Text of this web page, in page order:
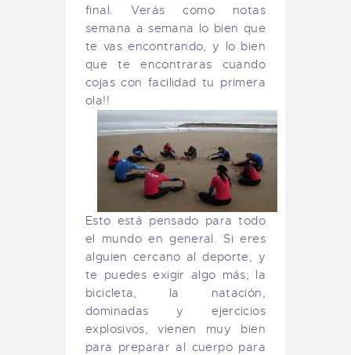
final. Verás como notas
semana a semana lo bien que
te vas encontrando, y lo bien
que te encontraras cuando
cojas con facilidad tu primera
ola!!
Esto está pensado para todo
el mundo en general. Si eres
alguien cercano al deporte, y
te puedes exigir algo más; la
bicicleta, la natación,
dominadas y ejercicios
explosivos, vienen muy bien
para preparar al cuerpo para